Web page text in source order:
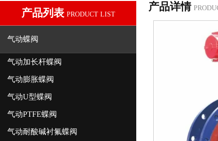
产品列表 PRODUCT LIST
气动蝶阀
气动加长杆蝶阀
气动膨胀蝶阀
气动U型蝶阀
气动PTFE蝶阀
气动耐酸碱衬氟蝶阀
产品详情